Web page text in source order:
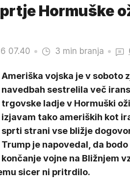
Hormuške
07.40 3 min branja
Ameriška vojska je v soboto
navedbah sestrelila več
trgovske ladje v Hormuški
izjavam tako ameriških kot
sprti strani vse bližje
Trump je napovedal, da
končanje vojne na Bližnjem
sicer ni pritrdilo.